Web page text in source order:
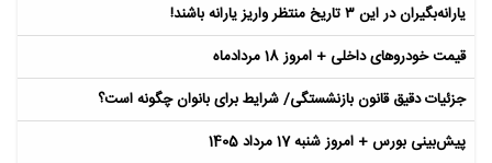
یارانه‌بگیران در این ۳ تاریخ منتظر واریز یارانه باشند!
قیمت خودروهای داخلی + امروز 18 مردادماه
جزئیات دقیق قانون بازنشستگی/ شرایط برای بانوان چگونه است؟
پیش‌بینی بورس + امروز شنبه 17 مرداد 1405